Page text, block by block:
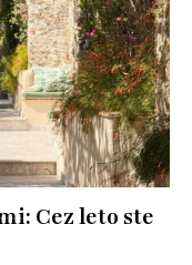
Cez leto ste